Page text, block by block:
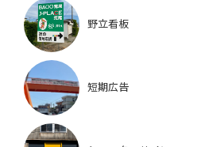
野立看板
短期広告